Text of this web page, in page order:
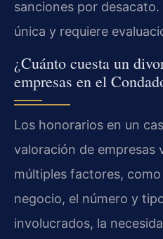
sanciones por
única y requiere
¿Cuánto cuesta un
empresas en el
Los honorarios en un
valoración de empresas
múltiples factores,
negocio, el número y
involucrados, la